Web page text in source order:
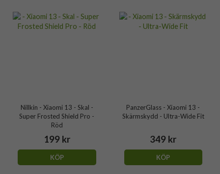
Nillkin - Xiaomi 13 - Skal -
Super Frosted Shield Pro -
Röd
199 kr
KÖP
PanzerGlass - Xiaomi 13 -
Skärmskydd - Ultra-Wide Fit
349 kr
KÖP